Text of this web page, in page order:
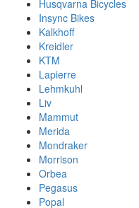
Husqvarna Bicycles
Insync Bikes
Kalkhoff
Kreidler
KTM
Lapierre
Lehmkuhl
Liv
Mammut
Merida
Mondraker
Morrison
Orbea
Pegasus
Popal